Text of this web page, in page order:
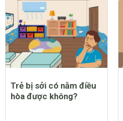
Trẻ bị sởi có nằm điều
hòa được không?